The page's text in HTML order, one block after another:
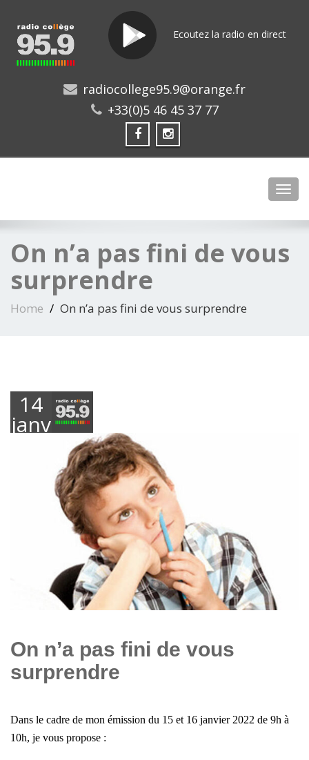
Ecoutez la radio en direct
radiocollege95.9@orange.fr
+33(0)5 46 45 37 77
On n’a pas fini de vous
surprendre
Home On n’a pas fini de vous surprendre
14
janvier
On n’a pas fini de vous
surprendre
Dans le cadre de mon émission du 15 et 16 janvier 2022 de 9h à
10h, je vous propose :